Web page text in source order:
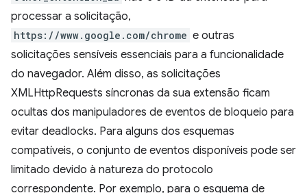
processar a solicitação,
https://www.google.com/chrome e outras
solicitações sensíveis essenciais para a funcionalidade
do navegador. Além disso, as solicitações
XMLHttpRequests síncronas da sua extensão ficam
ocultas dos manipuladores de eventos de bloqueio para
evitar deadlocks. Para alguns dos esquemas
compatíveis, o conjunto de eventos disponíveis pode ser
limitado devido à natureza do protocolo
correspondente. Por exemplo, para o esquema de